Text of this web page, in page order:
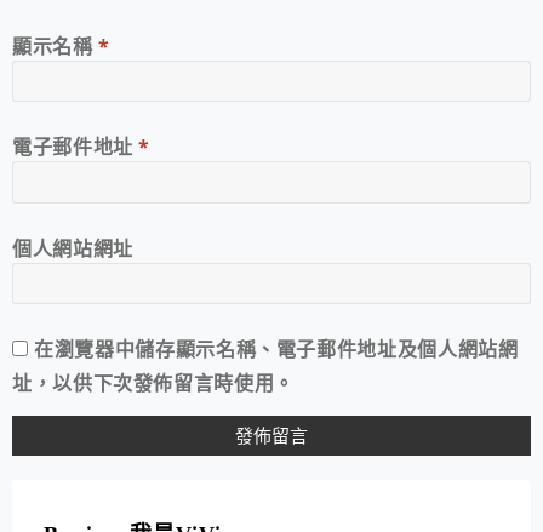
顯示名稱*
電子郵件地址*
個人網站網址
在瀏覽器中儲存顯示名稱、電子郵件地址及個人網站網
址，以供下次發佈留言時使用。